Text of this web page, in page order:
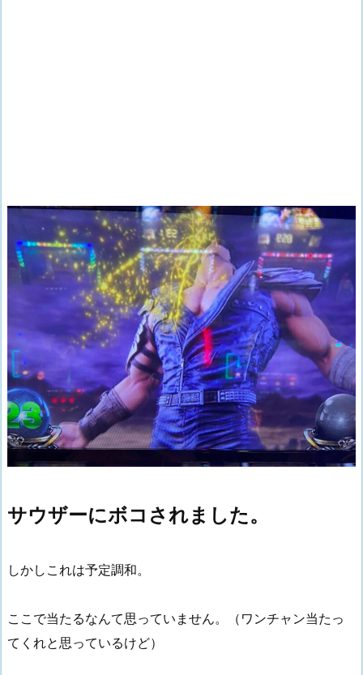
サウザーにボコされました。
しかしこれは予定調和。
ここで当たるなんて思っていません。（ワンチャン当たっ
てくれと思っているけど）